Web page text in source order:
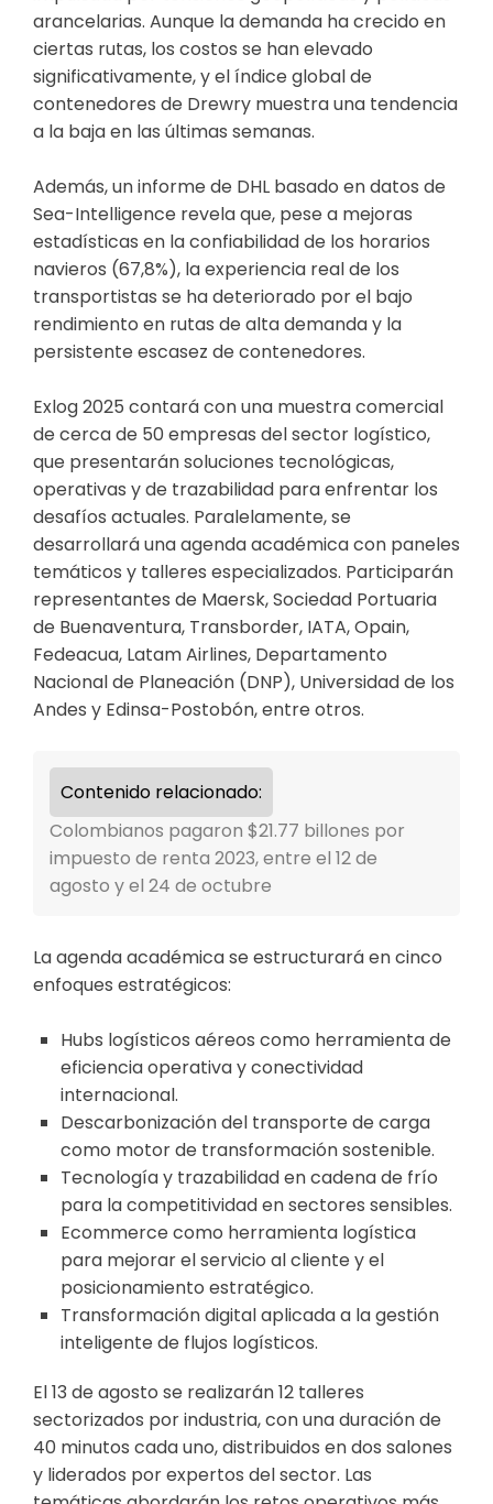
arancelarias. Aunque la demanda ha crecido en
ciertas rutas, los costos se han elevado
significativamente, y el índice global de
contenedores de Drewry muestra una tendencia
a la baja en las últimas semanas.
Además, un informe de DHL basado en datos de
Sea-Intelligence revela que, pese a mejoras
estadísticas en la confiabilidad de los horarios
navieros (67,8%), la experiencia real de los
transportistas se ha deteriorado por el bajo
rendimiento en rutas de alta demanda y la
persistente escasez de contenedores.
Exlog 2025 contará con una muestra comercial
de cerca de 50 empresas del sector logístico,
que presentarán soluciones tecnológicas,
operativas y de trazabilidad para enfrentar los
desafíos actuales. Paralelamente, se
desarrollará una agenda académica con paneles
temáticos y talleres especializados. Participarán
representantes de Maersk, Sociedad Portuaria
de Buenaventura, Transborder, IATA, Opain,
Fedeacua, Latam Airlines, Departamento
Nacional de Planeación (DNP), Universidad de los
Andes y Edinsa-Postobón, entre otros.
Contenido relacionado:
Colombianos pagaron $21.77 billones por
impuesto de renta 2023, entre el 12 de
agosto y el 24 de octubre
La agenda académica se estructurará en cinco
enfoques estratégicos:
Hubs logísticos aéreos como herramienta de
eficiencia operativa y conectividad
internacional.
Descarbonización del transporte de carga
como motor de transformación sostenible.
Tecnología y trazabilidad en cadena de frío
para la competitividad en sectores sensibles.
Ecommerce como herramienta logística
para mejorar el servicio al cliente y el
posicionamiento estratégico.
Transformación digital aplicada a la gestión
inteligente de flujos logísticos.
El 13 de agosto se realizarán 12 talleres
sectorizados por industria, con una duración de
40 minutos cada uno, distribuidos en dos salones
y liderados por expertos del sector. Las